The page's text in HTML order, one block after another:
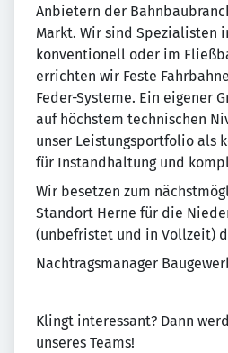
Anbietern der
Markt. Wir sind Spezialisten
konventionell oder im
errichten wir Feste
Feder-Systeme. Ein eigener
auf höchstem technischen
unser Leistungsportfolio als
für Instandhaltung und
Wir besetzen zum
Standort Herne für die
(unbefristet und in Vollzeit)
Nachtragsmanager
Klingt interessant? Dann
unseres Teams!